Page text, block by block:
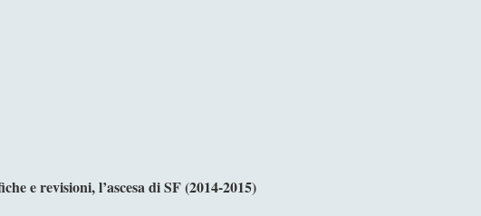
e revisioni, l’ascesa di SF (2014-2015)